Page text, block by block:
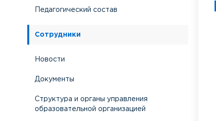
Педагогический состав
Сотрудники
Новости
Документы
Структура и органы управления
образовательной организацией